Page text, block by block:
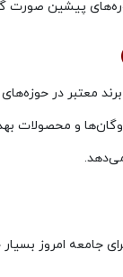
پیشین صورت
نمایشگاه با استقبال گسترده‌ای روبه‌رو
وگان‌ها و محصولات
جامعه امروز